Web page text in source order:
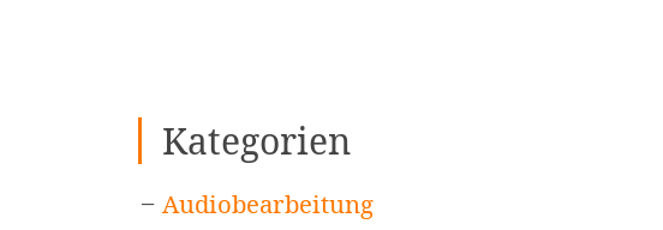
Kategorien
Audiobearbeitung